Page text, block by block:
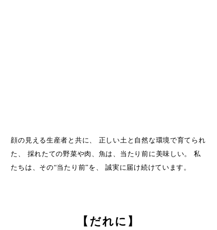
顔の見える生産者と共に、 正しい土と自然な環境で育てられ
た、 採れたての野菜や肉、魚は、当たり前に美味しい。 私
たちは、その“当たり前”を、 誠実に届け続けています。
【だれに】